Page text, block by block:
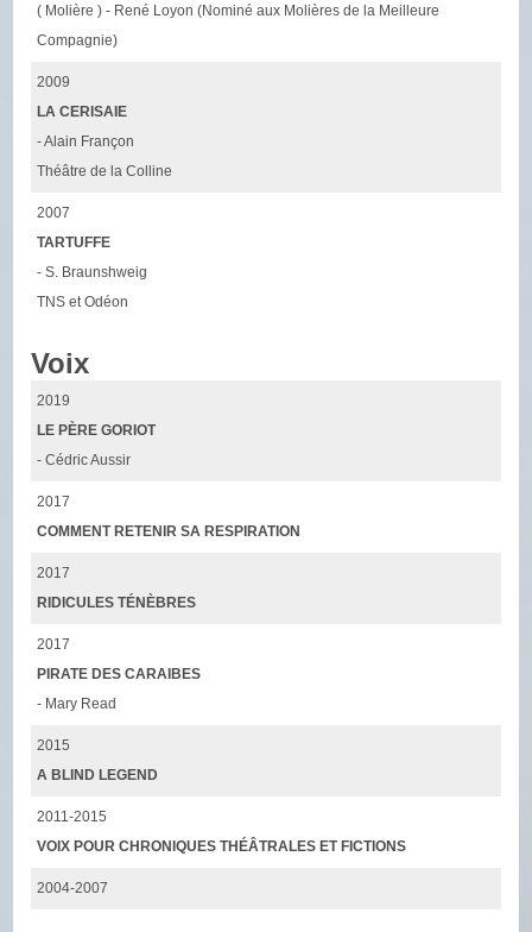
( Molière ) - René Loyon (Nominé aux Molières de la Meilleure
Compagnie)
2009
LA CERISAIE
- Alain Françon
Théâtre de la Colline
2007
TARTUFFE
- S. Braunshweig
TNS et Odéon
Voix
2019
LE PÈRE GORIOT
- Cédric Aussir
2017
COMMENT RETENIR SA RESPIRATION
2017
RIDICULES TÉNÈBRES
2017
PIRATE DES CARAIBES
- Mary Read
2015
A BLIND LEGEND
2011-2015
VOIX POUR CHRONIQUES THÉÂTRALES ET FICTIONS
2004-2007